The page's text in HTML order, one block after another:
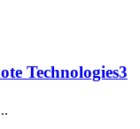
Technologies3